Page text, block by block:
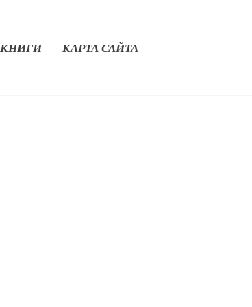
КНИГИ КАРТА САЙТА